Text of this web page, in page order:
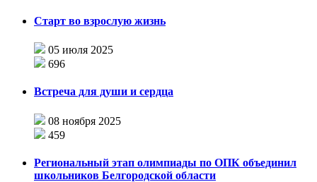
Старт во взрослую жизнь
05 июля 2025
696
Встреча для души и сердца
08 ноября 2025
459
Региональный этап олимпиады по ОПК объединил
школьников Белгородской области